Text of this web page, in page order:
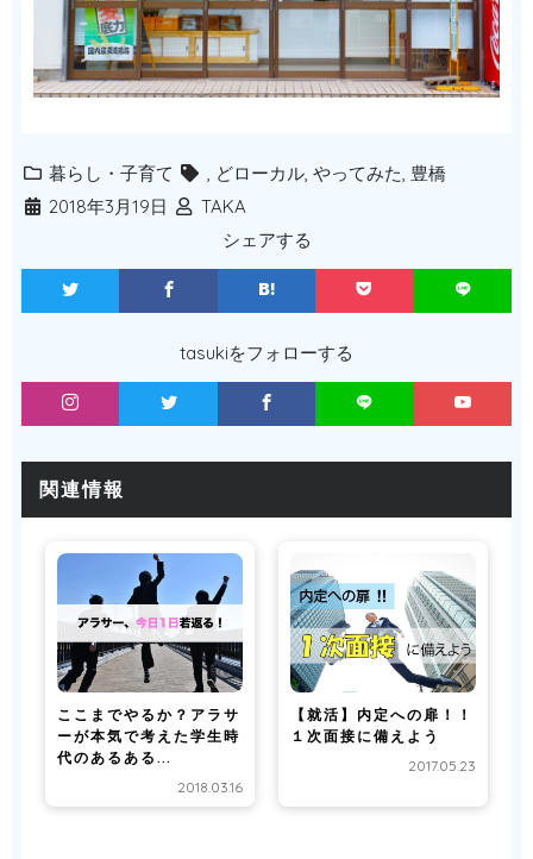
暮らし・子育て , どローカル, やってみた, 豊橋
2018年3月19日
TAKA
シェアする
tasukiをフォローする
関連情報
ここまでやるか？アラサ
ーが本気で考えた学生時
代のあるある...
2018.03.16
【就活】内定への扉！！
１次面接に備えよう
2017.05.23